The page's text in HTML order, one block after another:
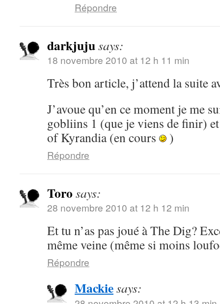
Répondre
darkjujusays:
18 novembre 2010 at 12 h 11 min
Très bon article, j’attend la suite
J’avoue qu’en ce moment je me
gobliins 1 (que je viens de finir)
of Kyrandia (en cours
)
Répondre
Toro says:
28 novembre 2010 at 12 h 12 min
Et tu n’as pas joué à The Dig?
même veine (même si moins
Répondre
Mackiesays: